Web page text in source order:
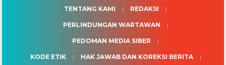
TENTANG KAMI
REDAKSI
PERLINDUNGAN WARTAWAN
PEDOMAN MEDIA SIBER
KODE ETIK HAK JAWAB DAN KOREKSI BERITA